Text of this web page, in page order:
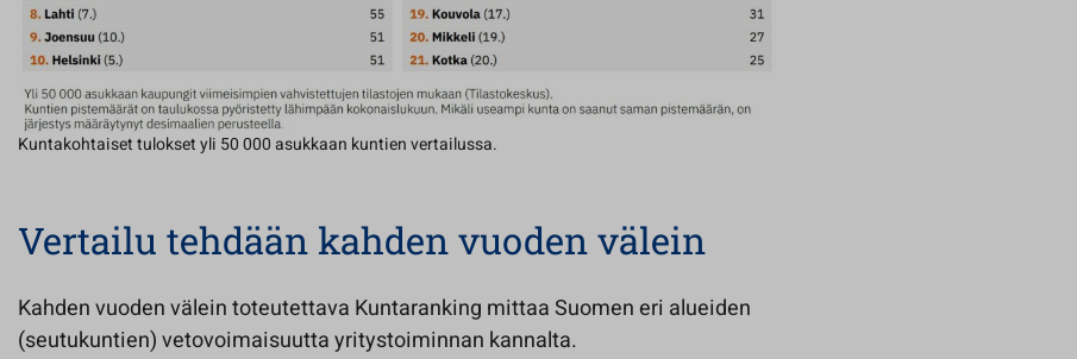
Kuntakohtaiset tulokset yli 50 000 asukkaan kuntien vertailussa.
Vertailu tehdään kahden vuoden välein
Kahden vuoden välein toteutettava Kuntaranking mittaa Suomen eri alueiden
(seutukuntien) vetovoimaisuutta yritystoiminnan kannalta.